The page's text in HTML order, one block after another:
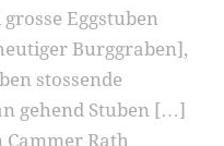
Eggstuben
Burggraben],
stossende
gehend Stuben […]
Rath